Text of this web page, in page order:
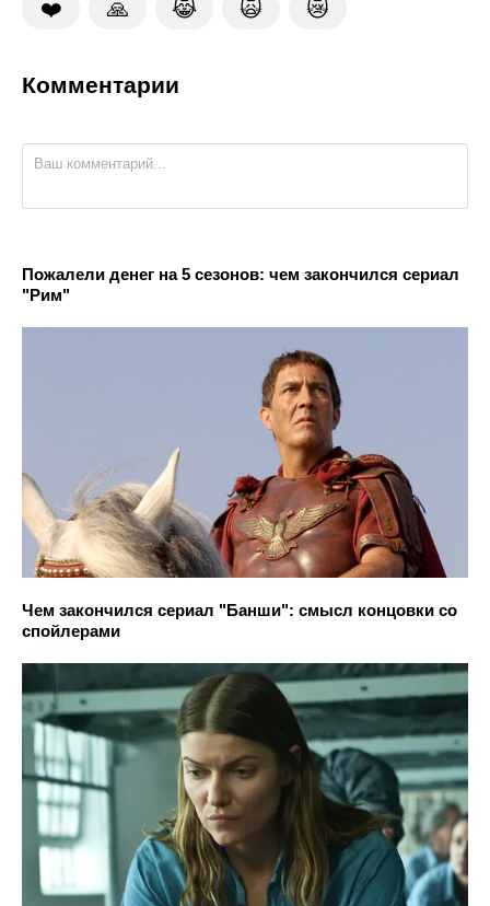
❤️ 🙏 😹 🙀 😿
Комментарии
Пожалели денег на 5 сезонов: чем закончился сериал
"Рим"
Чем закончился сериал "Банши": смысл концовки со
спойлерами